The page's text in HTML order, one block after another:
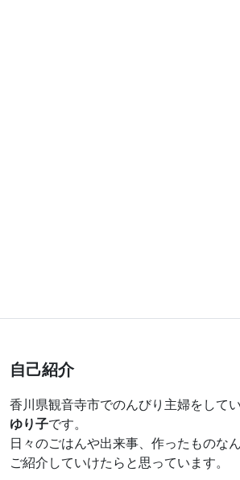
自己紹介
香川県観音寺市でのんびり主婦をして
ゆり子です。
日々のごはんや出来事、作ったものな
ご紹介していけたらと思っています。